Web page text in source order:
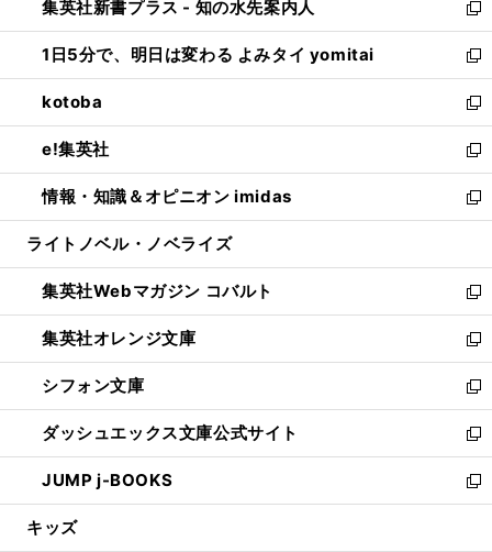
く
ド
ウ
で
開
く
ィ
ン
ド
ウ
で
開
く
い
ウ
ィ
ン
ド
ウ
で
開
く
集英社新書プラス - 知の水先案内人
新
し
い
ウ
ィ
ン
ド
ウ
で
開
1日5分で、明日は変わる よみタイ yomitai
新
し
い
ウ
ィ
ン
ド
ウ
開
く
kotoba
新
し
い
ウ
ィ
ン
ウ
で
開
く
e!集英社
新
し
い
ウ
ン
ド
ウ
で
開
く
情報・知識＆オピニオン imidas
新
し
ウ
ィ
ン
ド
ウ
で
開
く
ライトノベル・ノベライズ
集英社Webマガジン コバルト
新
し
い
ウ
ィ
ン
ド
ウ
で
開
集英社オレンジ文庫
新
し
い
ウ
ィ
ン
ド
ウ
シフォン文庫
新
し
い
ウ
ィ
ン
ダッシュエックス文庫公式サイト
新
し
い
ウ
JUMP j-BOOKS
新
し
キッズ